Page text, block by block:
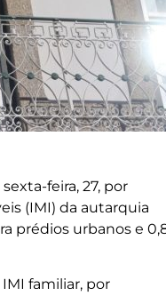
feira, 27, por
(IMI) da autarquia
prédios urbanos e
familiar, por